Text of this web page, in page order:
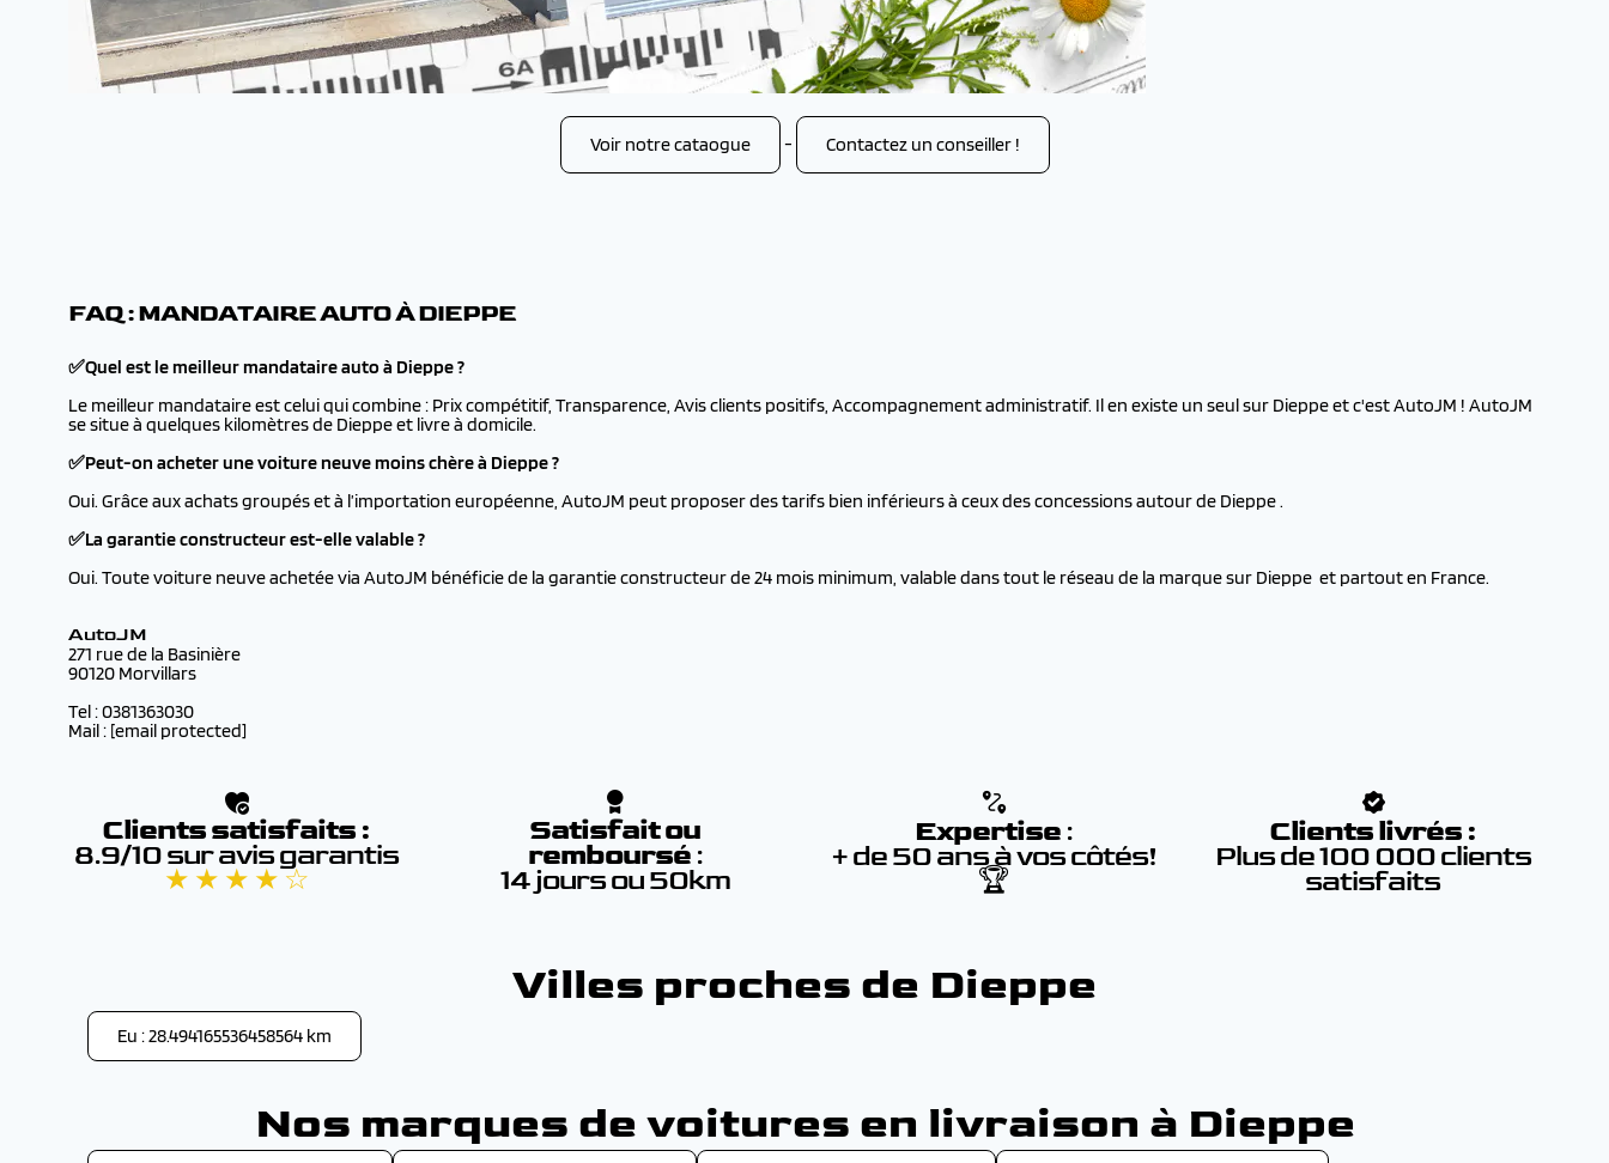
Voir notre cataogue - Contactez un conseiller !
FAQ : MANDATAIRE AUTO À DIEPPE
✅Quel est le meilleur mandataire auto à Dieppe ?
Le meilleur mandataire est celui qui combine : Prix compétitif, Transparence, Avis clients positifs, Accompagnement administratif. Il en existe un seul sur Dieppe et c'est AutoJM ! AutoJM
se situe à quelques kilomètres de Dieppe et livre à domicile.
✅Peut-on acheter une voiture neuve moins chère à Dieppe ?
Oui. Grâce aux achats groupés et à l’importation européenne, AutoJM peut proposer des tarifs bien inférieurs à ceux des concessions autour de Dieppe .
✅La garantie constructeur est-elle valable ?
Oui. Toute voiture neuve achetée via AutoJM bénéficie de la garantie constructeur de 24 mois minimum, valable dans tout le réseau de la marque sur Dieppe et partout en France.
AutoJM
271 rue de la Basinière
90120 Morvillars
Tel : 0381363030
Mail : [email protected]
Clients satisfaits :
8.9/10 sur avis garantis
★ ★ ★ ★ ☆
Satisfait ou
remboursé :
14 jours ou 50km
Expertise :
+ de 50 ans à vos côtés!
🏆
Clients livrés :
Plus de 100 000 clients
satisfaits
Villes proches de Dieppe
Eu : 28.494165536458564 km
Nos marques de voitures en livraison à Dieppe